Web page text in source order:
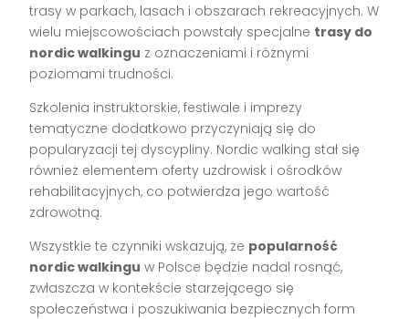
trasy w parkach, lasach i obszarach rekreacyjnych. W
wielu miejscowościach powstały specjalne trasy do
nordic walkingu z oznaczeniami i różnymi
poziomami trudności.
Szkolenia instruktorskie, festiwale i imprezy
tematyczne dodatkowo przyczyniają się do
popularyzacji tej dyscypliny. Nordic walking stał się
również elementem oferty uzdrowisk i ośrodków
rehabilitacyjnych, co potwierdza jego wartość
zdrowotną.
Wszystkie te czynniki wskazują, że popularność
nordic walkingu w Polsce będzie nadal rosnąć,
zwłaszcza w kontekście starzejącego się
społeczeństwa i poszukiwania bezpiecznych form